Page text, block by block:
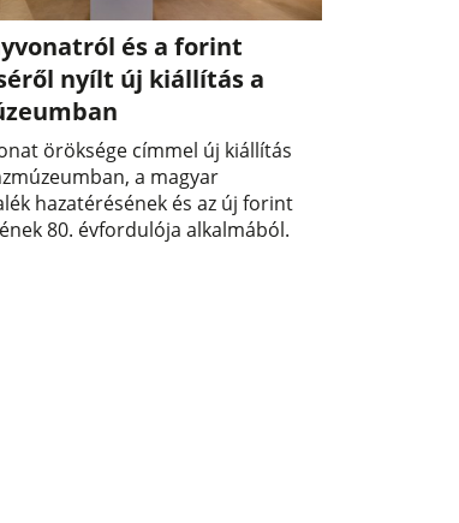
és a forint
nyílt új kiállítás a
öröksége címmel új kiállítás
a magyar
hazatérésének és az új forint
80. évfordulója alkalmából.